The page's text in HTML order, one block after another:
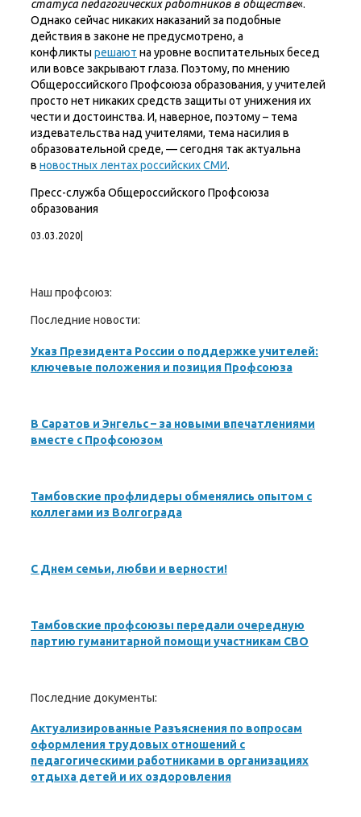
статуса педагогических работников в обществе«.
Однако сейчас никаких наказаний за подобные
действия в законе не предусмотрено, а
конфликты решают на уровне воспитательных бесед
или вовсе закрывают глаза. Поэтому, по мнению
Общероссийского Профсоюза образования, у учителей
просто нет никаких средств защиты от унижения их
чести и достоинства. И, наверное, поэтому – тема
издевательства над учителями, тема насилия в
образовательной среде, — сегодня так актуальна
в новостных лентах российских СМИ.
Пресс-служба Общероссийского Профсоюза
образования
03.03.2020
Наш профсоюз:
Последние новости:
Указ Президента России о поддержке учителей:
ключевые положения и позиция Профсоюза
В Саратов и Энгельс – за новыми впечатлениями
вместе с Профсоюзом
Тамбовские профлидеры обменялись опытом с
коллегами из Волгограда
С Днем семьи, любви и верности!
Тамбовские профсоюзы передали очередную
партию гуманитарной помощи участникам СВО
Последние документы:
Актуализированные Разъяснения по вопросам
оформления трудовых отношений с
педагогическими работниками в организациях
отдыха детей и их оздоровления